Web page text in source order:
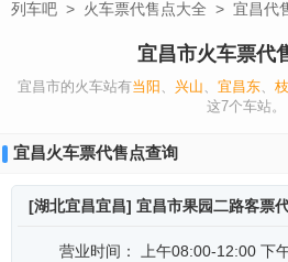
列车吧 > 火车票代售点大全 > 宜昌代
宜昌市火车票代
宜昌市的火车站有当阳 、 兴山、 宜昌东、
这7个车站。
宜昌火车票代售点查询
[湖北宜昌宜昌] 宜昌市果园二路客票
营业时间： 上午08:00-12:00 下